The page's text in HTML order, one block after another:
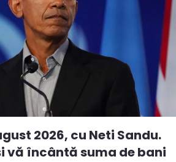
2026, cu Neti Sandu.
vă încântă suma de bani